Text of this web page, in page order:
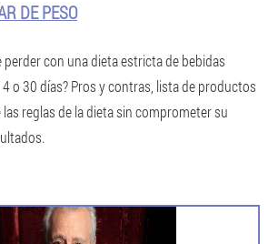
DE PESO
perder con una dieta estricta de bebidas
o 30 días? Pros y contras, lista de productos
reglas de la dieta sin comprometer su